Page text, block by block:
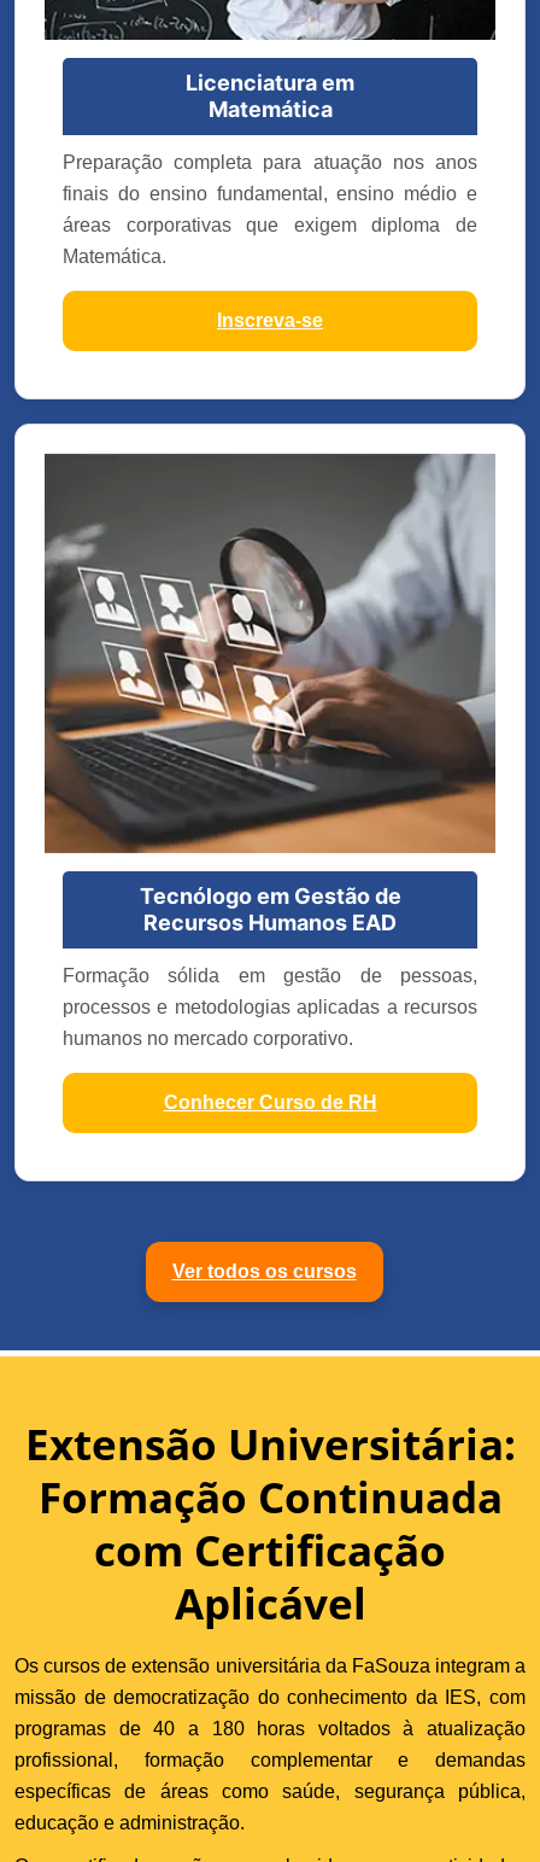
Licenciatura em
Matemática
Preparação completa para atuação nos anos
finais do ensino fundamental, ensino médio e
áreas corporativas que exigem diploma de
Matemática.
Inscreva-se
Tecnólogo em Gestão de
Recursos Humanos EAD
Formação sólida em gestão de pessoas,
processos e metodologias aplicadas a recursos
humanos no mercado corporativo.
Conhecer Curso de RH
Ver todos os cursos
Extensão Universitária:
Formação Continuada
com Certificação
Aplicável
Os cursos de extensão universitária da FaSouza integram a
missão de democratização do conhecimento da IES, com
programas de 40 a 180 horas voltados à atualização
profissional, formação complementar e demandas
específicas de áreas como saúde, segurança pública,
educação e administração.